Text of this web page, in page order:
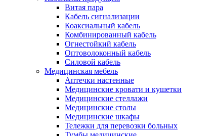
Витая пара
Кабель сигнализации
Коаксиальный кабель
Комбинированный кабель
Огнестойкий кабель
Оптоволоконный кабель
Силовой кабель
Медицинская мебель
Аптечки настенные
Медицинские кровати и кушетки
Медицинские стеллажи
Медицинские столы
Медицинские шкафы
Тележки для перевозки больных